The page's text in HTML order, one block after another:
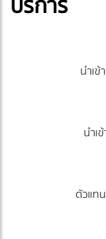
นำเ
นำเ
ตัวแท